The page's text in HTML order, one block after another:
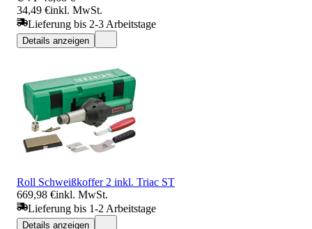
34,49 €inkl. MwSt.
Lieferung bis 2-3 Arbeitstage
Details anzeigen
Roll Schweißkoffer 2 inkl. Triac ST
669,98 €inkl. MwSt.
Lieferung bis 1-2 Arbeitstage
Details anzeigen